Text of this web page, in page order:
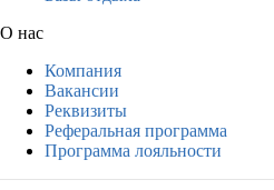
О нас
Компания
Вакансии
Реквизиты
Реферальная программа
Программа лояльности